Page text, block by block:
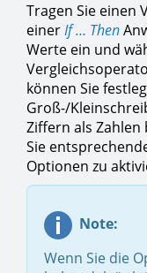
Tragen Sie einen
einerIf … Then
Werte ein und
können Sie
Groß-/
Ziffern als Zahlen
Sie
Optionen zu
Note:
Wenn Sie die